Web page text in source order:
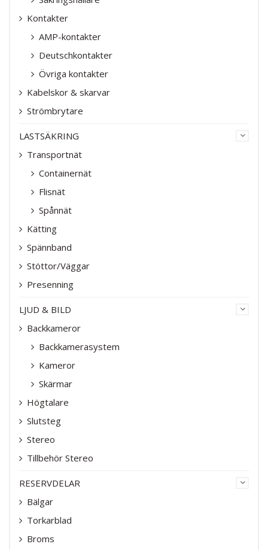
Kontakter
AMP-kontakter
Deutschkontakter
Övriga kontakter
Kabelskor & skarvar
Strömbrytare
LASTSÄKRING
Transportnät
Containernät
Flisnät
Spånnät
Kätting
Spännband
Stöttor/Väggar
Presenning
LJUD & BILD
Backkameror
Backkamerasystem
Kameror
Skärmar
Högtalare
Slutsteg
Stereo
Tillbehör Stereo
RESERVDELAR
Bälgar
Torkarblad
Broms